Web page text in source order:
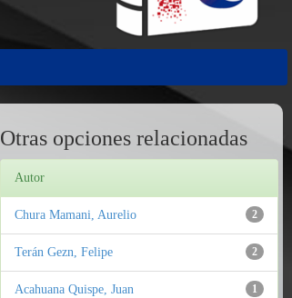
Otras opciones relacionadas
Autor
2
Chura Mamani, Aurelio
2
Terán Gezn, Felipe
1
Acahuana Quispe, Juan